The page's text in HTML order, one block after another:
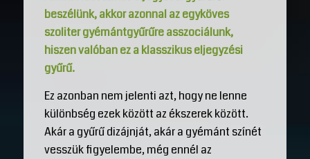
beszélünk, akkor azonnal az egyköves
szoliter gyémántgyűrűre asszociálunk,
hiszen valóban ez a klasszikus eljegyzési
gyűrű.
Ez azonban nem jelenti azt, hogy ne lenne
különbség ezek között az ékszerek között.
Akár a gyűrű dizájnját, akár a gyémánt színét
vesszük figyelembe, még ennél az